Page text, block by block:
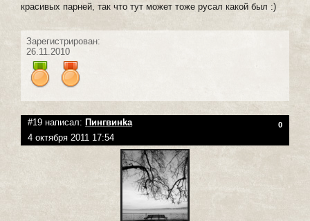
красивых парней, так что тут может тоже русал какой был :)
Зарегистрирован:
26.11.2010
#19 написал: Пингвинka 0
4 октября 2011 17:54